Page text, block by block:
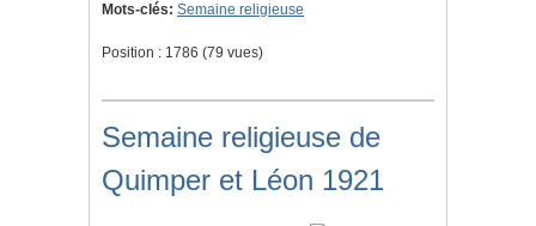
Mots-clés: Semaine religieuse
Position : 1786 (79 vues)
Semaine religieuse de
Quimper et Léon 1921